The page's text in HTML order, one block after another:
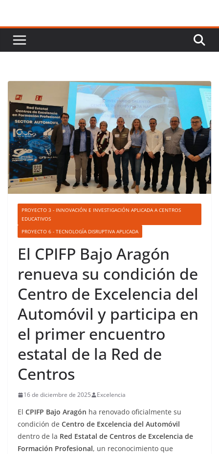
PROYECTO 3 - INNOVACIÓN E INVESTIGACIÓN APLICADA A CENTROS
EDUCATIVOS
PROYECTO 6 - TECNOLOGÍA DISRUPTIVA APLICADA
El CPIFP Bajo Aragón
renueva su condición de
Centro de Excelencia del
Automóvil y participa en
el primer encuentro
estatal de la Red de
Centros
16 de diciembre de 2025 Excelencia
El CPIFP Bajo Aragón ha renovado oficialmente su
condición de Centro de Excelencia del Automóvil
dentro de la Red Estatal de Centros de Excelencia de
Formación Profesional, un reconocimiento que